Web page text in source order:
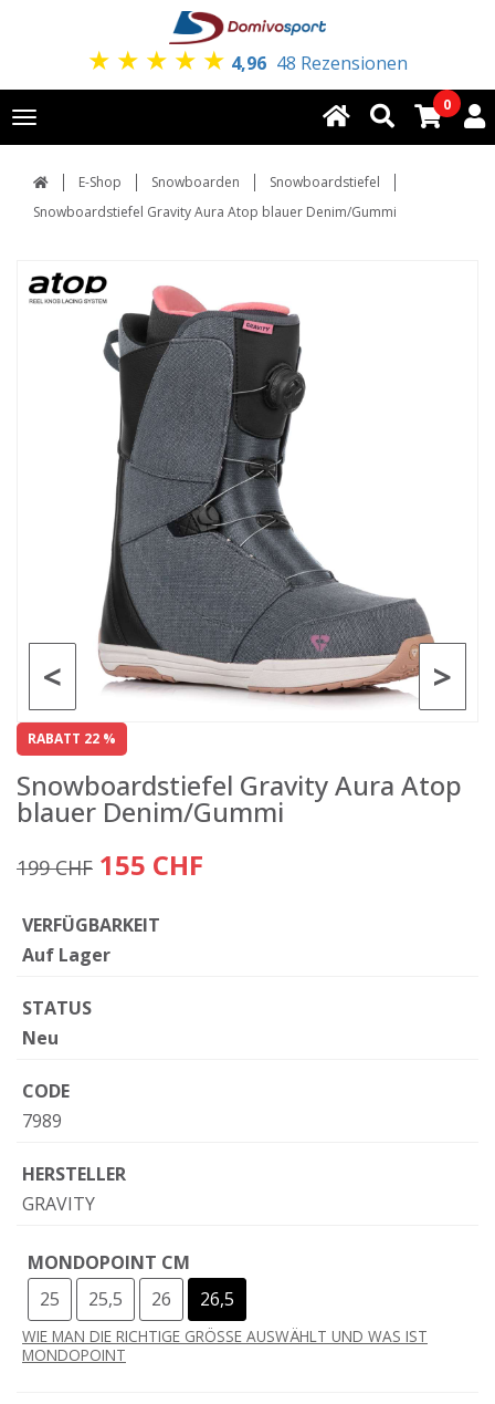
★ ★ ★ ★ ★ 4,96 48 Rezensionen
Toggle
navigation
0
E-Shop Snowboarden
Snowboardstiefel
Snowboardstiefel Gravity Aura Atop blauer Denim/Gummi
>
<
RABATT 22 %
Snowboardstiefel Gravity Aura Atop
blauer Denim/Gummi
199 CHF 155 CHF
VERFÜGBARKEIT
Auf Lager
STATUS
Neu
CODE
7989
HERSTELLER
GRAVITY
MONDOPOINT CM
25
25,5 26 26,5
WIE MAN DIE RICHTIGE GRÖSSE AUSWÄHLT UND WAS IST
MONDOPOINT